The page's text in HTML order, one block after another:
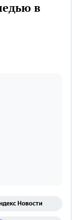
в